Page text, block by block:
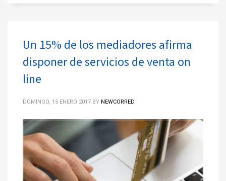
Un 15% de los mediadores afirma
disponer de servicios de venta on
line
DOMINGO, 15 ENERO 2017 BY NEWCORRED